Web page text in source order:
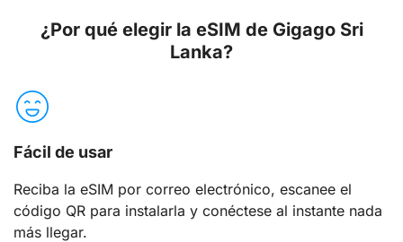
¿Por qué elegir la eSIM de Gigago Sri
Lanka?
Fácil de usar
Reciba la eSIM por correo electrónico, escanee el
código QR para instalarla y conéctese al instante nada
más llegar.